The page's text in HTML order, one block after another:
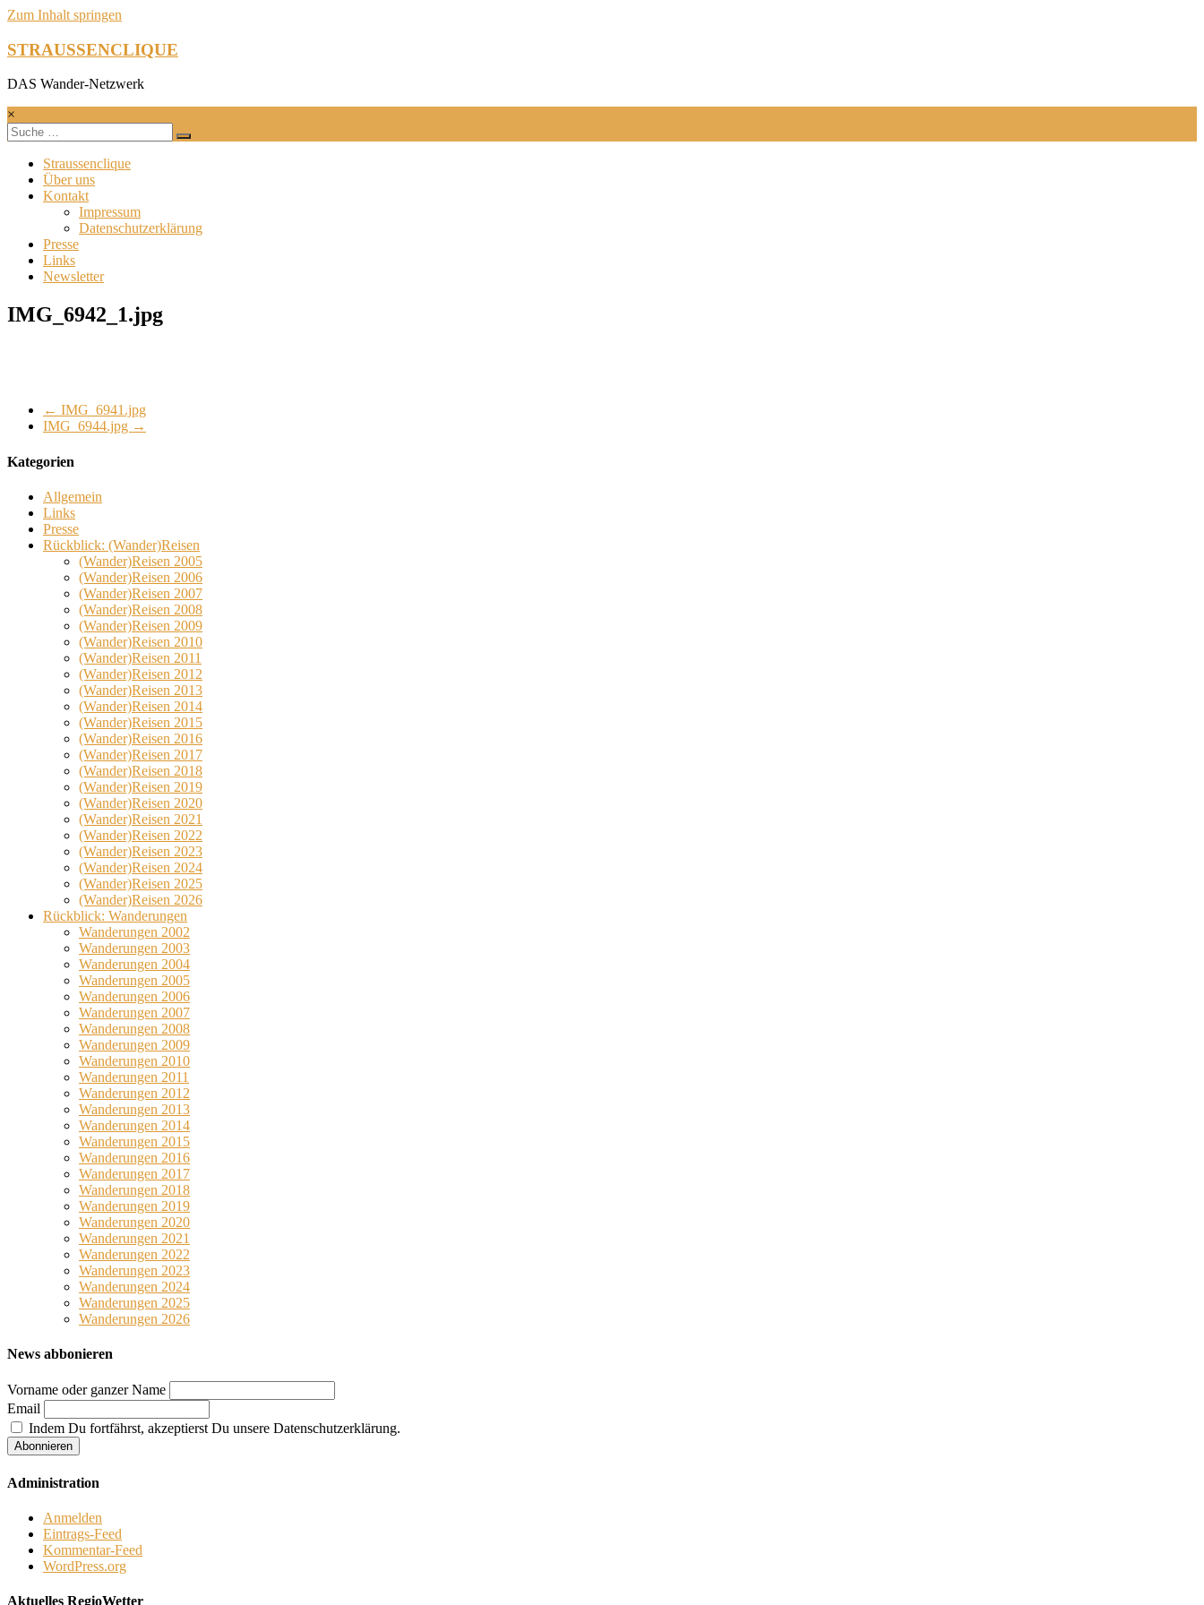
Zum Inhalt springen
STRAUSSENCLIQUE
DAS Wander-Netzwerk
×
Straussenclique
Über uns
Kontakt
Impressum
Datenschutzerklärung
Presse
Links
Newsletter
IMG_6942_1.jpg
← IMG_6941.jpg
IMG_6944.jpg →
Kategorien
Allgemein
Links
Presse
Rückblick: (Wander)Reisen
(Wander)Reisen 2005
(Wander)Reisen 2006
(Wander)Reisen 2007
(Wander)Reisen 2008
(Wander)Reisen 2009
(Wander)Reisen 2010
(Wander)Reisen 2011
(Wander)Reisen 2012
(Wander)Reisen 2013
(Wander)Reisen 2014
(Wander)Reisen 2015
(Wander)Reisen 2016
(Wander)Reisen 2017
(Wander)Reisen 2018
(Wander)Reisen 2019
(Wander)Reisen 2020
(Wander)Reisen 2021
(Wander)Reisen 2022
(Wander)Reisen 2023
(Wander)Reisen 2024
(Wander)Reisen 2025
(Wander)Reisen 2026
Rückblick: Wanderungen
Wanderungen 2002
Wanderungen 2003
Wanderungen 2004
Wanderungen 2005
Wanderungen 2006
Wanderungen 2007
Wanderungen 2008
Wanderungen 2009
Wanderungen 2010
Wanderungen 2011
Wanderungen 2012
Wanderungen 2013
Wanderungen 2014
Wanderungen 2015
Wanderungen 2016
Wanderungen 2017
Wanderungen 2018
Wanderungen 2019
Wanderungen 2020
Wanderungen 2021
Wanderungen 2022
Wanderungen 2023
Wanderungen 2024
Wanderungen 2025
Wanderungen 2026
News abbonieren
Vorname oder ganzer Name
Email
Indem Du fortfährst, akzeptierst Du unsere Datenschutzerklärung.
Administration
Anmelden
Eintrags-Feed
Kommentar-Feed
WordPress.org
Aktuelles RegioWetter